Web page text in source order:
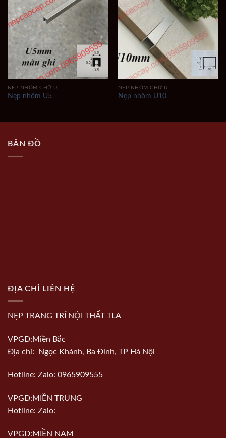
NẸP NHÔM CHỮ U
Nẹp nhôm U5
NẸP NHÔM CHỮ U
Nẹp nhôm U10
BẢN ĐỒ
ĐỊA CHỈ LIÊN HỆ
NẸP TRANG TRÍ NỘI THẤT TLA
VPGD:Miền Bắc
Địa chỉ: Ngọc Khánh, Ba Đình, TP Hà Nội
Hotline: Zalo: 0965909555
VPGD:MIỀN TRUNG
Hotline: Zalo:
VPGD:MIỀN NAM